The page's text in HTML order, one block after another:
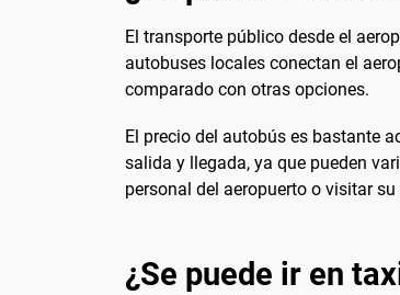
El transporte público desde el
autobuses locales conectan el
comparado con otras opciones.
El precio del autobús es bastante
salida y llegada, ya que pueden
personal del aeropuerto o visitar
¿Se puede ir en